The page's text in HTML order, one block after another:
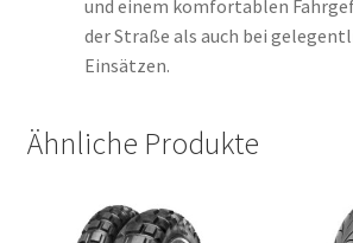
und einem komfortablen
der Straße als auch bei
Einsätzen.
Ähnliche Produkte